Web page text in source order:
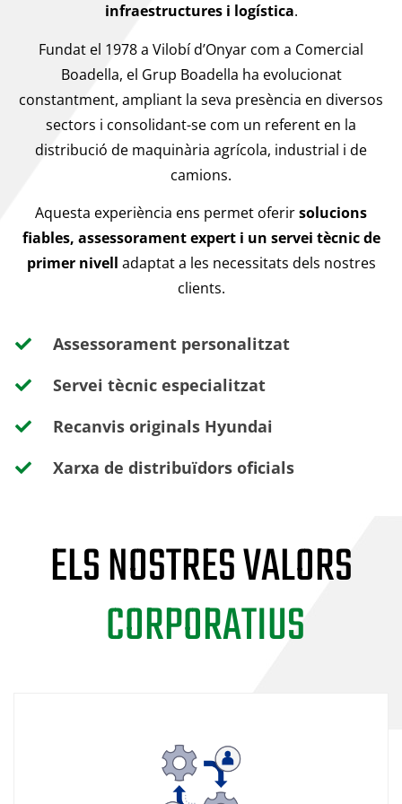
infraestructures i logística.
Fundat el 1978 a Vilobí d’Onyar com a Comercial
Boadella, el Grup Boadella ha evolucionat
constantment, ampliant la seva presència en diversos
sectors i consolidant-se com un referent en la
distribució de maquinària agrícola, industrial i de
camions.
Aquesta experiència ens permet oferirsolucions
fiables, assessorament expert i un servei tècnic de
primer nivell adaptat a les necessitats dels nostres
clients.
Assessorament personalitzat
Servei tècnic especialitzat
Recanvis originals Hyundai
Xarxa de distribuïdors oficials
ELS NOSTRES VALORS
CORPORATIUS